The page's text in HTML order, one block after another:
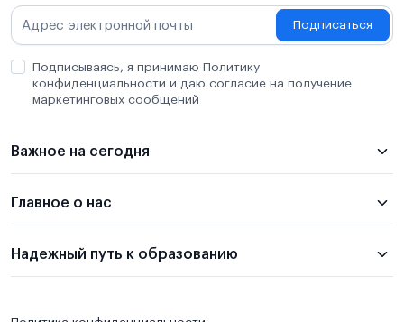
Подписаться
Подписываясь, я принимаю Политику
конфиденциальности и даю согласие на получение
маркетинговых сообщений
Важное на сегодня
Главное о нас
Надежный путь к образованию